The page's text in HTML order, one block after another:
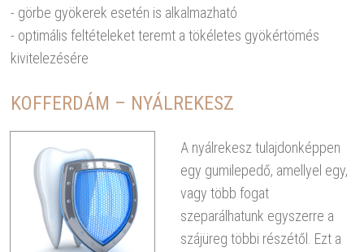
- görbe gyökerek esetén is alkalmazható
- optimális feltételeket teremt a tökéletes gyökértömés
kivitelezésére
KOFFERDÁM – NYÁLREKESZ
A nyálrekesz tulajdonképpen
egy gumilepedő, amellyel egy,
vagy több fogat
szeparálhatunk egyszerre a
szájüreg többi részétől. Ezt a